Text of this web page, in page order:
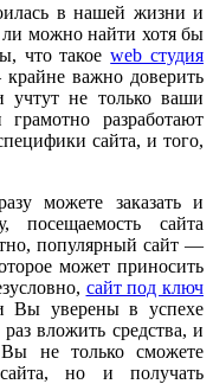
в нашей жизни и
ли можно найти хотя бы
что такоеweb студия
важно доверить
учтут не только ваши
разработают
сайта, и того,
можете заказать и
посещаемость сайта
популярный сайт —
может приносить
сайт под ключ
Вы уверены в успехе
вложить средства, и
Вы не только сможете
но и получать